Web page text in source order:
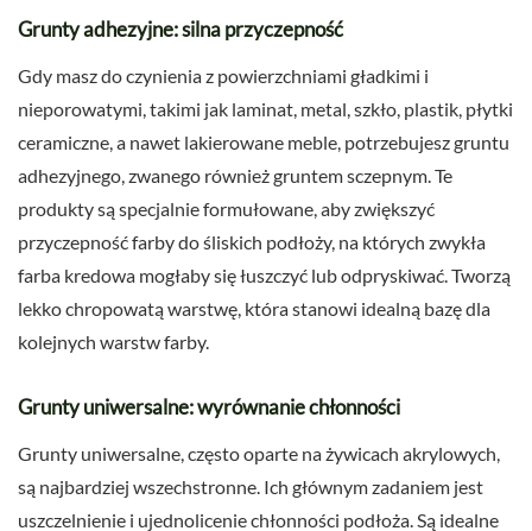
Grunty adhezyjne: silna przyczepność
Gdy masz do czynienia z powierzchniami gładkimi i
nieporowatymi, takimi jak laminat, metal, szkło, plastik, płytki
ceramiczne, a nawet lakierowane meble, potrzebujesz gruntu
adhezyjnego, zwanego również gruntem sczepnym. Te
produkty są specjalnie formułowane, aby zwiększyć
przyczepność farby do śliskich podłoży, na których zwykła
farba kredowa mogłaby się łuszczyć lub odpryskiwać. Tworzą
lekko chropowatą warstwę, która stanowi idealną bazę dla
kolejnych warstw farby.
Grunty uniwersalne: wyrównanie chłonności
Grunty uniwersalne, często oparte na żywicach akrylowych,
są najbardziej wszechstronne. Ich głównym zadaniem jest
uszczelnienie i ujednolicenie chłonności podłoża. Są idealne